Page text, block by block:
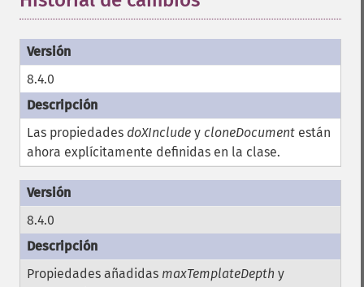
8.4.0
Las propiedades doXInclude y cloneDocument están
ahora explícitamente definidas en la clase.
8.4.0
Propiedades añadidas maxTemplateDepth y